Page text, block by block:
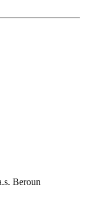
Beroun